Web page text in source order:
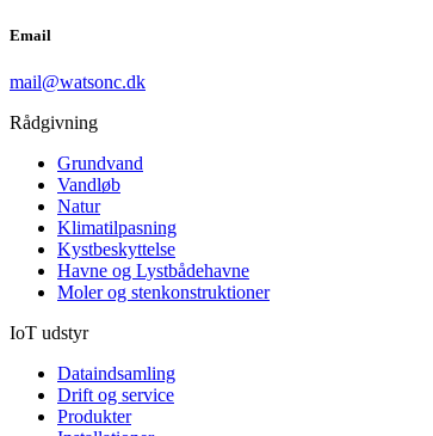
Email
mail@watsonc.dk
Rådgivning
Grundvand
Vandløb
Natur
Klimatilpasning
Kystbeskyttelse
Havne og Lystbådehavne
Moler og stenkonstruktioner
IoT udstyr
Dataindsamling
Drift og service
Produkter